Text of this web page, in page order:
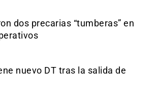
dos precarias “tumberas” en
nuevo DT tras la salida de